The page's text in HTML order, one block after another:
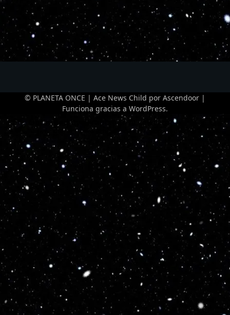
© PLANETA ONCE | Ace News Child por Ascendoor |
Funciona gracias a WordPress.
Optimized by Seraphinite Accelerator
Turns on site high speed to be attractive for people and search engines.